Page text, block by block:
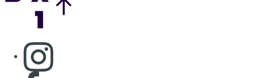
Consulter page Instagram